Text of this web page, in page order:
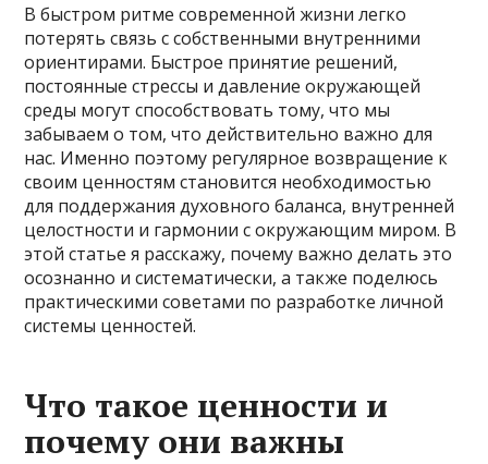
В быстром ритме современной жизни легко
потерять связь с собственными внутренними
ориентирами. Быстрое принятие решений,
постоянные стрессы и давление окружающей
среды могут способствовать тому, что мы
забываем о том, что действительно важно для
нас. Именно поэтому регулярное возвращение к
своим ценностям становится необходимостью
для поддержания духовного баланса, внутренней
целостности и гармонии с окружающим миром. В
этой статье я расскажу, почему важно делать это
осознанно и систематически, а также поделюсь
практическими советами по разработке личной
системы ценностей.
Что такое ценности и
почему они важны